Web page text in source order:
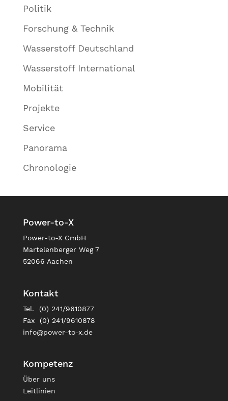
Politik
Forschung & Technik
Wasserstoff Deutschland
Wasserstoff International
Mobilität
Projekte
Service
Panorama
Chronologie
Power-to-X
Power-to-X GmbH
Martelenberger Weg 7
52066 Aachen
Kontakt
Tel. (0) 241/9610877
Fax (0) 241/9610878
info@power-to-x.de
Kompetenz
Über uns
Leitlinien